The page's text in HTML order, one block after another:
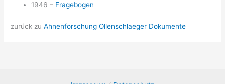
1946 – Fragebogen
zurück zuAhnenforschung Ollenschlaeger Dokumente